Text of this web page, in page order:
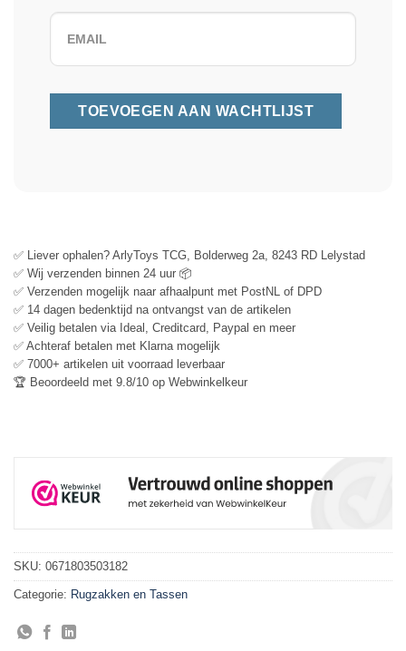
✅ Liever ophalen? ArlyToys TCG, Bolderweg 2a, 8243 RD Lelystad
✅ Wij verzenden binnen 24 uur 📦
✅ Verzenden mogelijk naar afhaalpunt met PostNL of DPD
✅ 14 dagen bedenktijd na ontvangst van de artikelen
✅ Veilig betalen via Ideal, Creditcard, Paypal en meer
✅ Achteraf betalen met Klarna mogelijk
✅ 7000+ artikelen uit voorraad leverbaar
🏆 Beoordeeld met 9.8/10 op Webwinkelkeur
SKU: 0671803503182
Categorie: Rugzakken en Tassen